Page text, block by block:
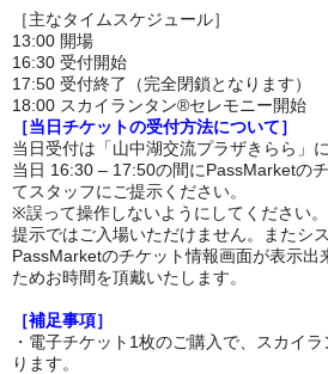
［主なタイムスケジュール］
13:00 開場
16:30 受付開始
17:50 受付終了（完全閉鎖となります）
18:00 スカイランタン®セレモニー開始
［当日チケットの受付方法について］
当日受付は「山中湖交流プラザきらら」
当日 16:30 – 17:50の間にPassMarketの
てスタッフにご提示ください。
※誤って操作しないようにしてください
提示ではご入場いただけません。またシ
PassMarketのチケット情報画面が表示出
ためお時間を頂戴いたします。
［補足事項］
・電子チケット1枚のご購入で、スカイ
ります。